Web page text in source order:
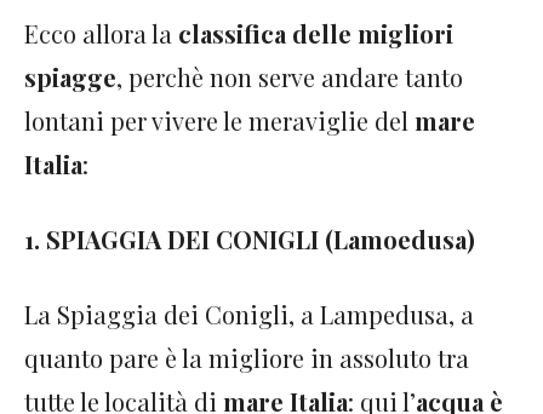
Ecco allora la classifica delle migliori
spiagge, perchè non serve andare tanto
lontani per vivere le meraviglie delmare
Italia:
1. SPIAGGIA DEI CONIGLI (Lamoedusa)
La Spiaggia dei Conigli, a Lampedusa, a
quanto pare è la migliore in assoluto tra
tutte le località di mare Italia: qui l’acqua è